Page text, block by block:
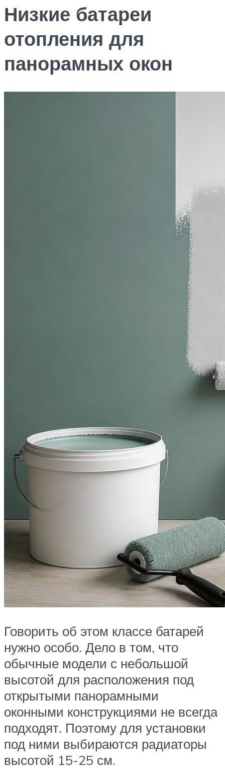
Низкие батареи
отопления для
панорамных окон
Говорить об этом классе батарей
нужно особо. Дело в том, что
обычные модели с небольшой
высотой для расположения под
открытыми панорамными
оконными конструкциями не всегда
подходят. Поэтому для установки
под ними выбираются радиаторы
высотой 15-25 см.